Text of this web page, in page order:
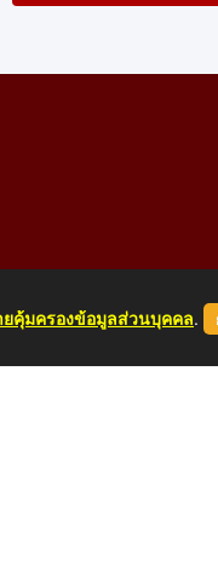
คุ้มครองข้อมูลส่วนบุคคล.